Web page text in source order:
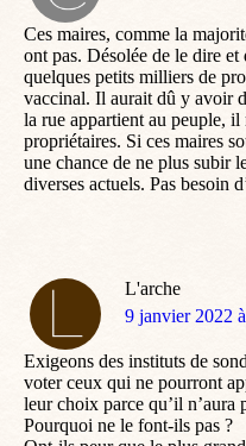
Ces maires, comme la
ont pas. Désolée de le dire
quelques petits milliers de
vaccinal. Il aurait dû y avoir
la rue appartient au peuple, il
propriétaires. Si ces maires
une chance de ne plus subir
diverses actuels. Pas besoin
L'arche
dit
9 janvier 2022
Exigeons des instituts de
voter ceux qui ne pourront
leur choix parce qu’il n’aura
Pourquoi ne le font-ils pas ?